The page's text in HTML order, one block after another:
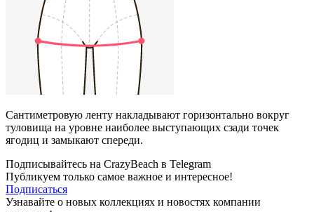
Сантиметровую ленту накладывают горизонтально вокруг
туловища на уровне наиболее выступающих сзади точек
ягодиц и замыкают спереди.
Подписывайтесь на CrazyBeach в Telegram
Публикуем только самое важное и интересное!
Подписаться
Узнавайте о новых коллекциях и новостях компании